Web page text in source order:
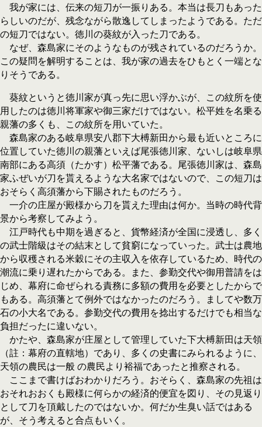
我が家には、伝来の短刀が一振りある。本当は長刀もあった
らしいのだが、残念ながら散逸してしまったようである。ただ
の短刀ではない。徳川の葵紋が入った刀である。
なぜ、森島家にそのようなものが残されているのだろうか。
この疑問を解明することは、我が家の過去をひもとく一端とな
りそうである。
葵紋というと徳川家が真っ先に思い浮かぶが、この紋所を使
用したのは徳川将軍家や御三家だけではない。松平姓を名乗る
親藩の多くも、この紋所を用いていた。
森島家のある岐阜県安八郡下大榑新田から最も近いところに
位置していた徳川の親藩といえば尾張徳川家、ないしは岐阜県
南部にある高須（たかす）松平藩である。尾張徳川家は、森島
家ふぜいが刀を貰えるような大名家ではないので、この短刀は
おそらく高須藩から下賜されたものだろう。
一介の庄屋が殿様から刀を貰えた理由は何か。当時の時代背
景から考察してみよう。
江戸時代も中期を過ぎると、貨幣経済が全国に浸透し、多く
の武士階級はその結末として貧窮になっていった。武士は農地
から収穫される米穀にその主収入を依存しているため、時代の
潮流に乗り遅れたからである。また、参勤交代や御用普請をは
じめ、幕府に命ぜられる責務に多額の費用を必要としたからで
もある。高須藩とて例外ではなかったのだろう。ましてや数万
石の小大名である。参勤交代の費用を捻出するだけでも相当な
負担だったに違いない。
かたや、森島家が庄屋として管理していた下大榑新田は天領
（註：幕府の直轄地）であり、多くの史書にみられるように、
天領の農民は一般 の農民より裕福であったと推察される。
ここまで書けばおわかりだろう。おそらく、森島家の先祖は
おそれおおくも殿様に何らかの経済的便宜を図り、その見返り
として刀を頂戴したのではないか。何だか生臭い話ではある
が、そう考えると合点もいく。